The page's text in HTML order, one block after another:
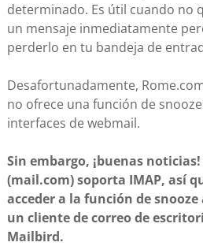
determinado. Es útil cuando no
un mensaje inmediatamente
perderlo en tu bandeja de
Desafortunadamente,
no ofrece una función de
interfaces de webmail.
Sin embargo, ¡buenas
(mail.com) soporta IMAP, así
acceder a la función de snooze
un cliente de correo de
Mailbird.